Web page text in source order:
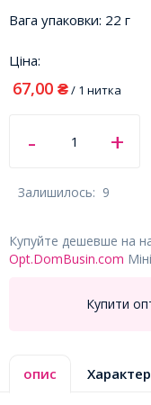
Вага упаковки: 22 г
Ціна:
67,00 ₴/ 1 нитка
Залишилось: 9
Купуйте дешевше на
Opt.DomBusin.com
Купити
опис